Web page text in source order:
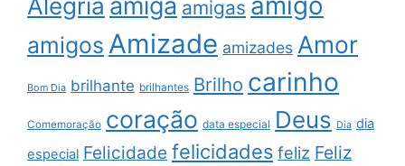
Alegria amigas
amigos Amizade amizades Amor
Bom Dia brilhante brilhantes Brilho carinho
Comemoração coração data especial Deus Dia dia
especial Felicidade felicidades feliz Feliz